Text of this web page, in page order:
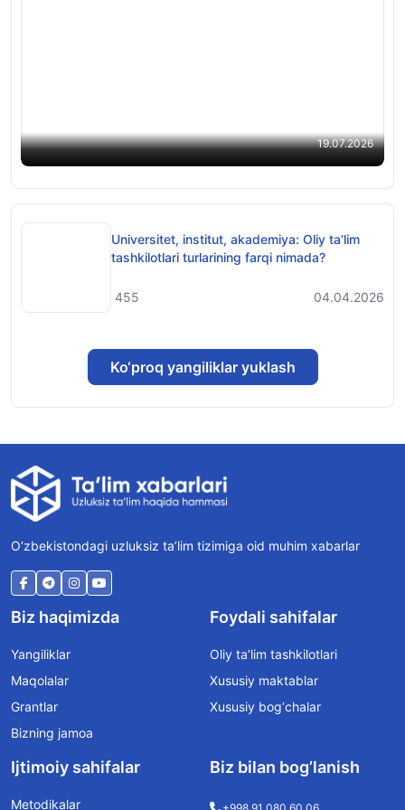
19.07.2026
Universitet, institut, akademiya: Oliy taʼlim
tashkilotlari turlarining farqi nimada?
455 04.04.2026
Ko‘proq yangiliklar yuklash
O‘zbekistondagi uzluksiz ta’lim tizimiga oid muhim xabarlar
Biz haqimizda
Yangiliklar
Maqolalar
Grantlar
Bizning jamoa
Foydali sahifalar
Oliy ta’lim tashkilotlari
Xususiy maktablar
Xususiy bog‘chalar
Ijtimoiy sahifalar
Metodikalar
Biz bilan bog’lanish